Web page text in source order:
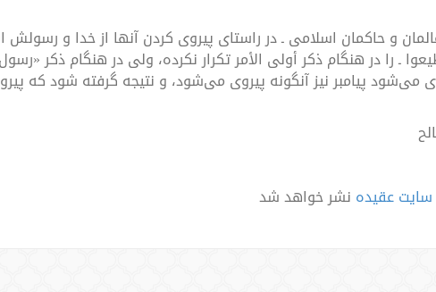
عالمان و حاکمان اسلامی ـ در راستای پیروی کردن آنها از خدا و
ـ را در هنگام ذکر أولی الأمر تکرار نکرده، ولی در هنگام ذکر
می‌شود پیامبر نیز آنگونه پیروی می‌شود، و نتیجه گرفته شود که
سايت عقيده نشر خواهد شد